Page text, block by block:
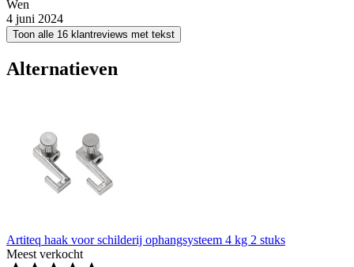
Wen
4 juni 2024
Toon alle 16 klantreviews met tekst
Alternatieven
Artiteq haak voor schilderij ophangsysteem 4 kg 2 stuks
Meest verkocht